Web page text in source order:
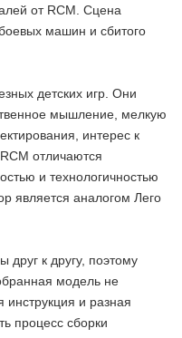
от RCM. Сцена
машин и сбитого
детских игр. Они
мышление, мелкую
интерес к
отличаются
и технологичностью
является аналогом Лего
друг к другу, поэтому
модель не
инструкция и разная
процесс сборки
2 недели